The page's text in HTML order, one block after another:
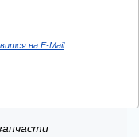
на E-Mail